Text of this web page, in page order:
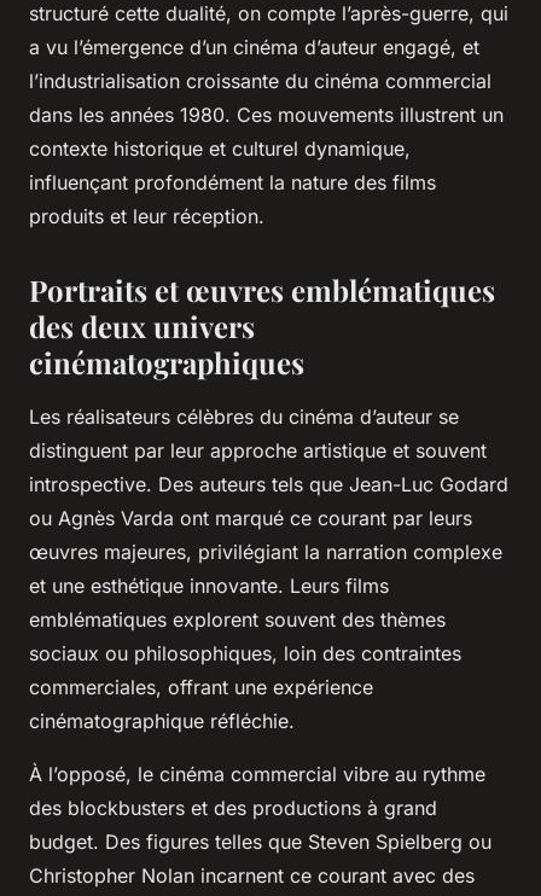
structuré cette dualité, on compte l’après-guerre, qui
a vu l’émergence d’un cinéma d’auteur engagé, et
l’industrialisation croissante du cinéma commercial
dans les années 1980. Ces mouvements illustrent un
contexte historique et culturel dynamique,
influençant profondément la nature des films
produits et leur réception.
Portraits et œuvres emblématiques
des deux univers
cinématographiques
Les réalisateurs célèbres du cinéma d’auteur se
distinguent par leur approche artistique et souvent
introspective. Des auteurs tels que Jean-Luc Godard
ou Agnès Varda ont marqué ce courant par leurs
œuvres majeures, privilégiant la narration complexe
et une esthétique innovante. Leurs films
emblématiques explorent souvent des thèmes
sociaux ou philosophiques, loin des contraintes
commerciales, offrant une expérience
cinématographique réfléchie.
À l’opposé, le cinéma commercial vibre au rythme
des blockbusters et des productions à grand
budget. Des figures telles que Steven Spielberg ou
Christopher Nolan incarnent ce courant avec des